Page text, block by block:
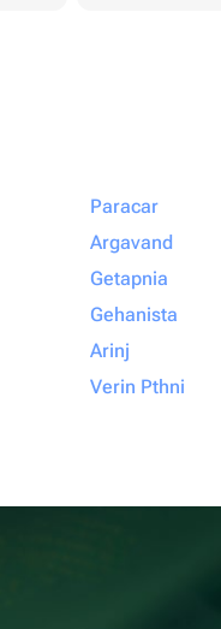
Paracar
Argavand
Getapnia
Gehanista
Arinj
Verin Pthni